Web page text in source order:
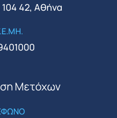
42, Αθήνα
Μετόχων